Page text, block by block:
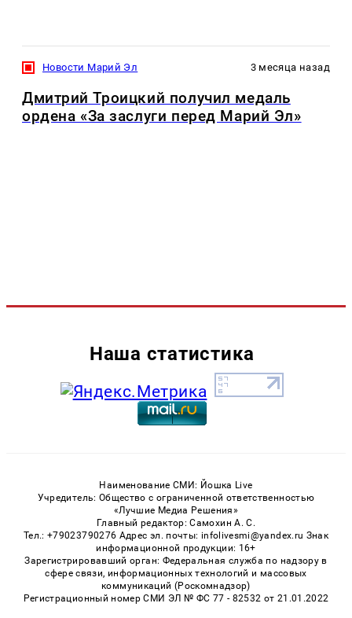
Новости Марий Эл 3 месяца назад
Дмитрий Троицкий получил медаль
ордена «За заслуги перед Марий Эл»
Наша статистика
Наименование СМИ: Йошка Live
Учредитель: Общество с ограниченной ответственностью
«Лучшие Медиа Решения»
Главный редактор: Самохин А. С.
Тел.: +79023790276 Адрес эл. почты: infolivesmi@yandex.ru Знак
информационной продукции: 16+
Зарегистрировавший орган: Федеральная служба по надзору в
сфере связи, информационных технологий и массовых
коммуникаций (Роскомнадзор)
Регистрационный номер СМИ ЭЛ № ФС 77 - 82532 от 21.01.2022